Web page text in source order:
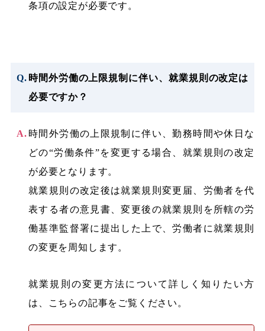
条項の設定が必要です。
時間外労働の上限規制に伴い、就業規則の改定は
必要ですか？
時間外労働の上限規制に伴い、勤務時間や休日な
どの“労働条件”を変更する場合、就業規則の改定
が必要となります。
就業規則の改定後は就業規則変更届、労働者を代
表する者の意見書、変更後の就業規則を所轄の労
働基準監督署に提出した上で、労働者に就業規則
の変更を周知します。
就業規則の変更方法について詳しく知りたい方
は、こちらの記事をご覧ください。